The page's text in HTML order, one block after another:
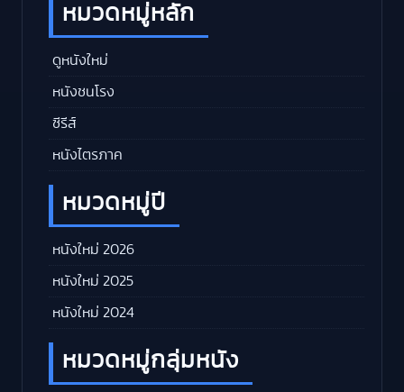
หมวดหมู่หลัก
ดูหนังใหม่
หนังชนโรง
ซีรีส์
หนังไตรภาค
หมวดหมู่ปี
หนังใหม่ 2026
หนังใหม่ 2025
หนังใหม่ 2024
หมวดหมู่กลุ่มหนัง